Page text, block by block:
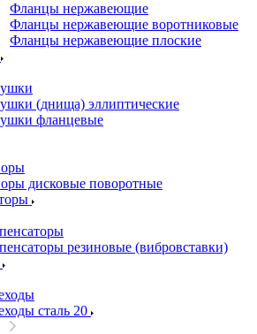
Фланцы нержавеющие
Фланцы нержавеющие воротниковые
Фланцы нержавеющие плоские
(днища) эллиптические
фланцевые
дисковые поворотные
резиновые (вибровставки)
сталь 20